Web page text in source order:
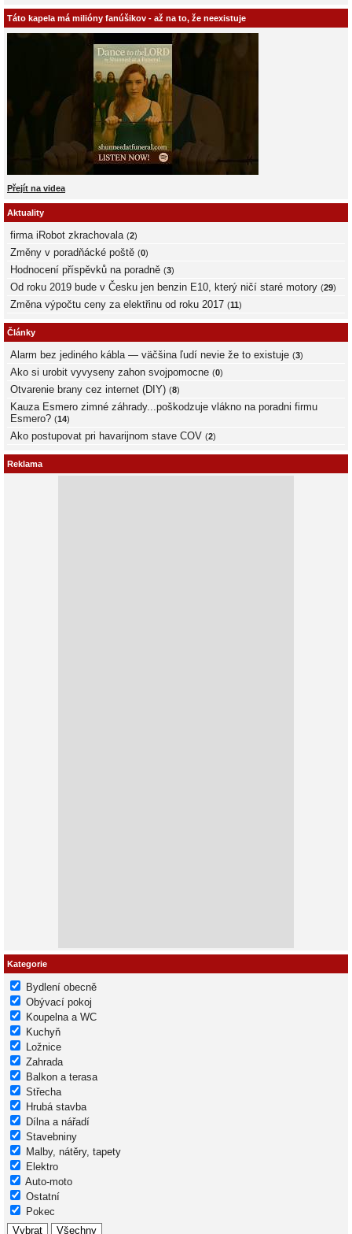
Táto kapela má milióny fanúšikov - až na to, že neexistuje
Přejít na videa
Aktuality
firma iRobot zkrachovala (2)
Změny v poradňácké poště (0)
Hodnocení příspěvků na poradně (3)
Od roku 2019 bude v Česku jen benzin E10, který ničí staré motory (29)
Změna výpočtu ceny za elektřinu od roku 2017 (11)
Články
Alarm bez jediného kábla — väčšina ľudí nevie že to existuje (3)
Ako si urobit vyvyseny zahon svojpomocne (0)
Otvarenie brany cez internet (DIY) (8)
Kauza Esmero zimné záhrady...poškodzuje vlákno na poradni firmu
Esmero? (14)
Ako postupovat pri havarijnom stave COV (2)
Reklama
Kategorie
Bydlení obecně
Obývací pokoj
Koupelna a WC
Kuchyň
Ložnice
Zahrada
Balkon a terasa
Střecha
Hrubá stavba
Dílna a nářadí
Stavebniny
Malby, nátěry, tapety
Elektro
Auto-moto
Ostatní
Pokec